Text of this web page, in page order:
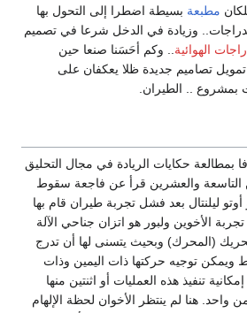
مطبعة بسيطة اضطرا إلى التحول بها
وزيادة في الدخل شرعا في تصميم
الهوائية.. وكم أحَسَنا صنعا حين
تصاميم جديدة ظلا يعكفان على
بمشروع .. الطيران.
بمطالعة حكايات الريادة في مجال التحليق
والعشرين قرأ عن فاجعة سقوط
ليلنتال بعد فشل تجربة طيران قام بها
الأخوين ولبور هو اتزان جناحي الآلة
(المحرك) وبحيث يتسنى لها أن تدرج
ويمكن توجيه حركتها ذات اليمين وذات
تنفيذ هذه العمليات أو اثنتين منها
هنا لم ينتظر الأخوان لحظة الإلهام